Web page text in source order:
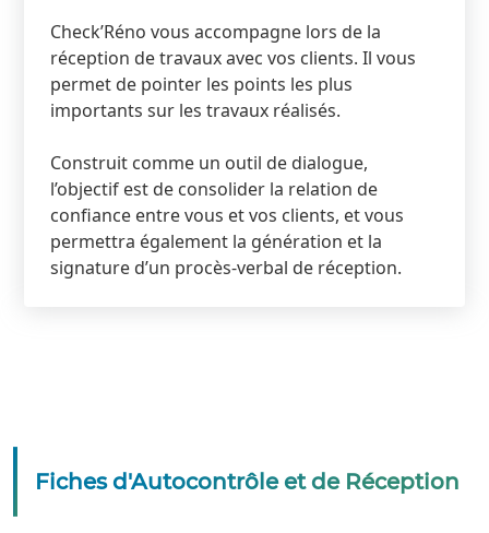
Check’Réno vous accompagne lors de la
réception de travaux avec vos clients. Il vous
permet de pointer les points les plus
importants sur les travaux réalisés.
Construit comme un outil de dialogue,
l’objectif est de consolider la relation de
confiance entre vous et vos clients, et vous
permettra également la génération et la
signature d’un procès-verbal de réception.
Fiches d'Autocontrôle et de Réception